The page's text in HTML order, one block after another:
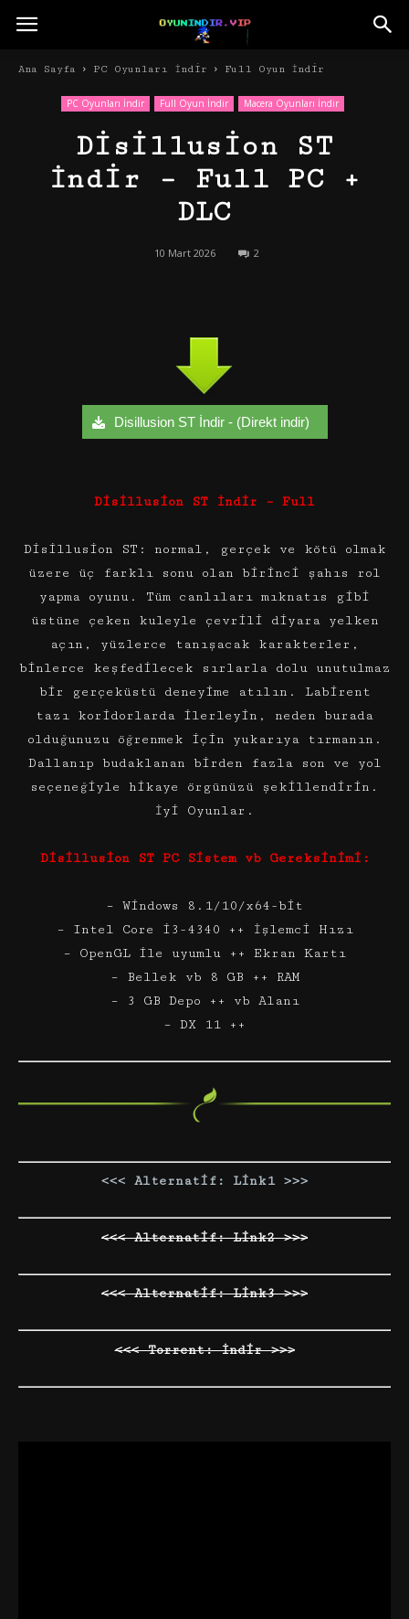
Ana Sayfa PC Oyunları İndir Full Oyun İndir
PC Oyunları İndir Full Oyun İndir Macera Oyunları İndir
Disillusion ST
İndir – Full PC +
DLC
10 Mart 2026 2
Disillusion ST İndir - (Direkt indir)
Disillusion ST İndir – Full
Disillusion ST: normal, gerçek ve kötü olmak
üzere üç farklı sonu olan birinci şahıs rol
yapma oyunu. Tüm canlıları mıknatıs gibi
üstüne çeken kuleyle çevrili diyara yelken
açın, yüzlerce tanışacak karakterler,
binlerce keşfedilecek sırlarla dolu unutulmaz
bir gerçeküstü deneyime atılın. Labirent
tazı koridorlarda ilerleyin, neden burada
olduğunuzu öğrenmek için yukarıya tırmanın.
Dallanıp budaklanan birden fazla son ve yol
seçeneğiyle hikaye örgünüzü şekillendirin.
İyi Oyunlar.
Disillusion ST PC Sistem vb Gereksinimi:
– Windows 8.1/10/x64-bit
– Intel Core i3-4340 ++ İşlemci Hızı
– OpenGL ile uyumlu ++ Ekran Kartı
– Bellek vb 8 GB ++ RAM
– 3 GB Depo ++ vb Alanı
– DX 11 ++
<<< Alternatif: Link1 >>>
<<< Alternatif: Link2 >>>
<<< Alternatif: Link3 >>>
<<< Torrent: İndir >>>